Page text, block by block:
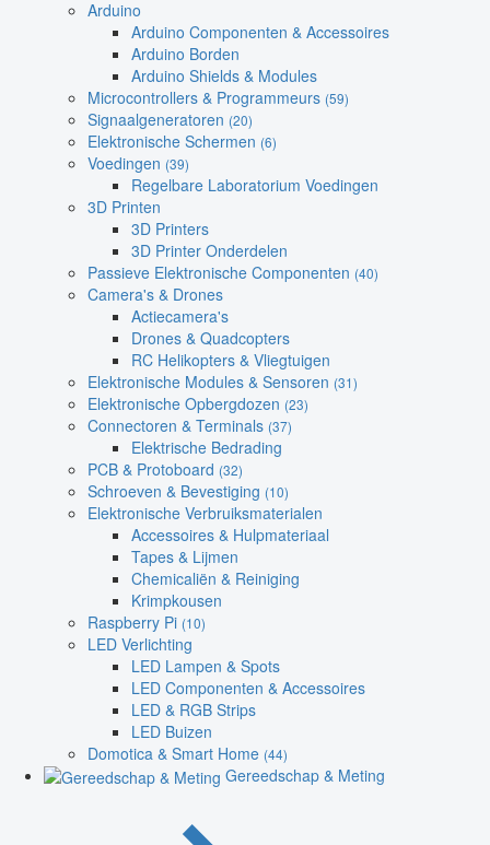
Arduino
Arduino Componenten & Accessoires
Arduino Borden
Arduino Shields & Modules
Microcontrollers & Programmeurs (59)
Signaalgeneratoren (20)
Elektronische Schermen (6)
Voedingen (39)
Regelbare Laboratorium Voedingen
3D Printen
3D Printers
3D Printer Onderdelen
Passieve Elektronische Componenten (40)
Camera's & Drones
Actiecamera's
Drones & Quadcopters
RC Helikopters & Vliegtuigen
Elektronische Modules & Sensoren (31)
Elektronische Opbergdozen (23)
Connectoren & Terminals (37)
Elektrische Bedrading
PCB & Protoboard (32)
Schroeven & Bevestiging (10)
Elektronische Verbruiksmaterialen
Accessoires & Hulpmateriaal
Tapes & Lijmen
Chemicaliën & Reiniging
Krimpkousen
Raspberry Pi (10)
LED Verlichting
LED Lampen & Spots
LED Componenten & Accessoires
LED & RGB Strips
LED Buizen
Domotica & Smart Home (44)
Gereedschap & Meting